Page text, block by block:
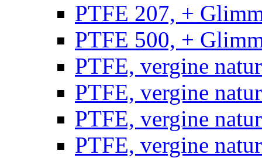
PTFE 207, +
PTFE 500, +
PTFE, vergine
PTFE, vergine
PTFE, vergine
PTFE, vergine